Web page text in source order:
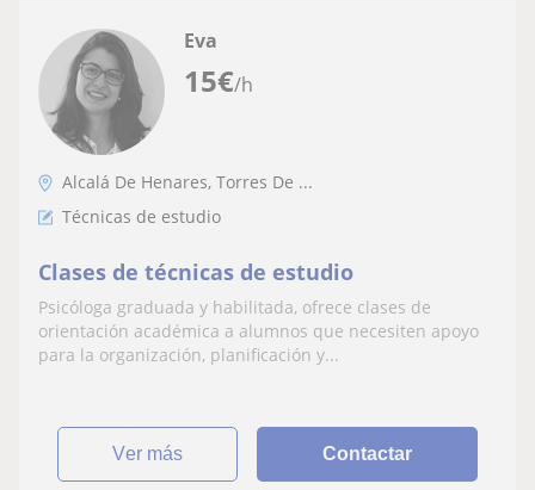
15€/h
Eva
Alcalá De Henares, Torres De ...
Técnicas de estudio
Clases de técnicas de estudio
Psicóloga graduada y habilitada, ofrece clases de
orientación académica a alumnos que necesiten apoyo
para la organización, planificación y...
ver más Contactar